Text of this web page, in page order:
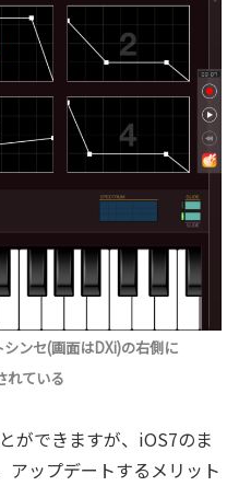
ンセ(画面はDXi)の右側に
れている
ができますが、iOS7のま
アップデートするメリット